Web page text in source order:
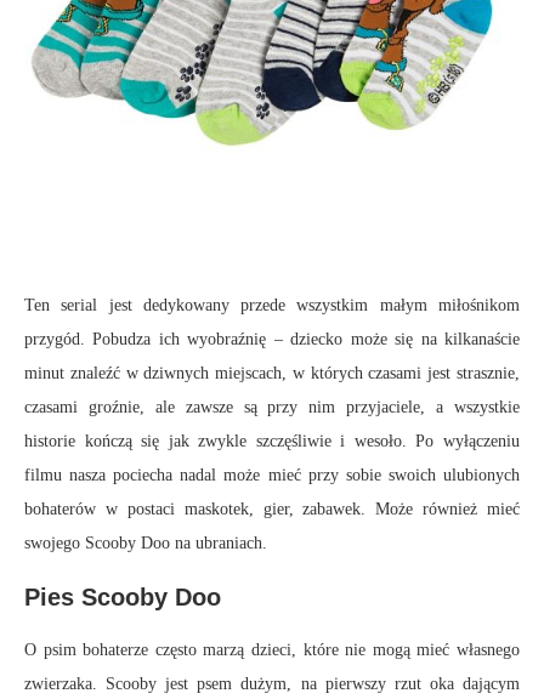
Ten serial jest dedykowany przede wszystkim małym miłośnikom
przygód. Pobudza ich wyobraźnię – dziecko może się na kilkanaście
minut znaleźć w dziwnych miejscach, w których czasami jest strasznie,
czasami groźnie, ale zawsze są przy nim przyjaciele, a wszystkie
historie kończą się jak zwykle szczęśliwie i wesoło. Po wyłączeniu
filmu nasza pociecha nadal może mieć przy sobie swoich ulubionych
bohaterów w postaci maskotek, gier, zabawek. Może również mieć
swojego Scooby Doo na ubraniach.
Pies Scooby Doo
O psim bohaterze często marzą dzieci, które nie mogą mieć własnego
zwierzaka. Scooby jest psem dużym, na pierwszy rzut oka dającym